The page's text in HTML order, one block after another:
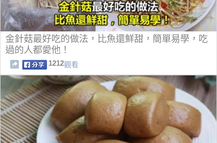
金針菇最好吃的做法，比魚還鮮甜，簡單易學，吃
過的人都愛他！
1212觀看